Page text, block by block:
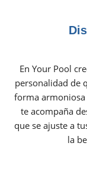
En Your Pool
personalidad de
forma
te acompaña
que se ajuste a
la